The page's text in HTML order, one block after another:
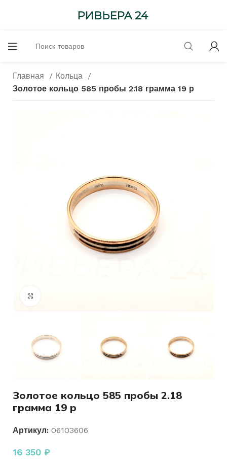
Главная
Кольца
Золотое кольцо 585 пробы 2.18 грамма 19 р
Золотое кольцо 585 пробы 2.18
грамма 19 р
Артикул: 06103606
16 350 ₽